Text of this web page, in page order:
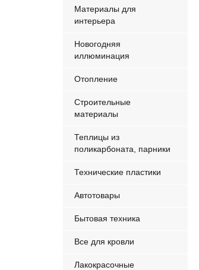
Материалы для
интерьера
Новогодняя
иллюминация
Отопление
Строительные
материалы
Теплицы из
поликарбоната, парники
Технические пластики
Автотовары
Бытовая техника
Все для кровли
Лакокрасочные